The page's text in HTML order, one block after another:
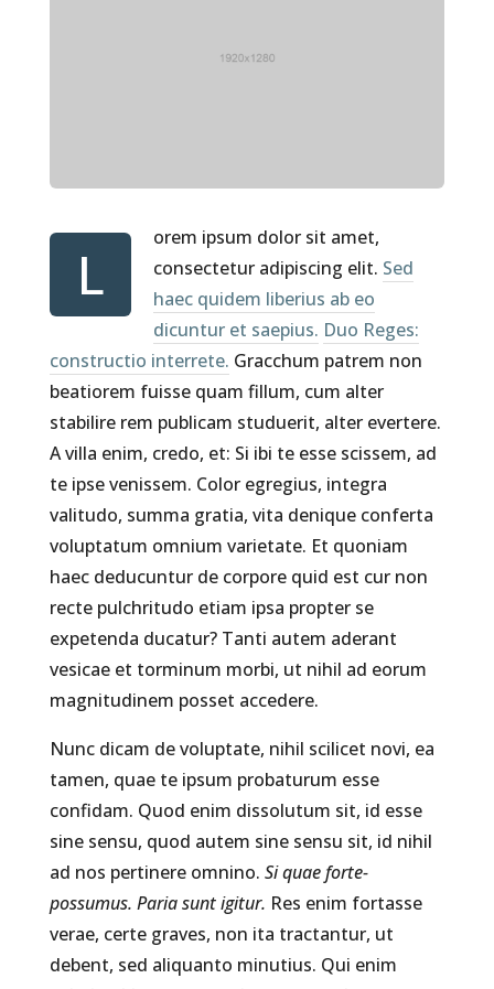
L
orem ipsum dolor sit amet,
consectetur adipiscing elit. Sed
haec quidem liberius ab eo
dicuntur et saepius. Duo Reges:
constructio interrete. Gracchum patrem non
beatiorem fuisse quam fillum, cum alter
stabilire rem publicam studuerit, alter evertere.
A villa enim, credo, et: Si ibi te esse scissem, ad
te ipse venissem. Color egregius, integra
valitudo, summa gratia, vita denique conferta
voluptatum omnium varietate. Et quoniam
haec deducuntur de corpore quid est cur non
recte pulchritudo etiam ipsa propter se
expetenda ducatur? Tanti autem aderant
vesicae et torminum morbi, ut nihil ad eorum
magnitudinem posset accedere.
Nunc dicam de voluptate, nihil scilicet novi, ea
tamen, quae te ipsum probaturum esse
confidam. Quod enim dissolutum sit, id esse
sine sensu, quod autem sine sensu sit, id nihil
ad nos pertinere omnino. Si quae forte-
possumus. Paria sunt igitur. Res enim fortasse
verae, certe graves, non ita tractantur, ut
debent, sed aliquanto minutius. Qui enim